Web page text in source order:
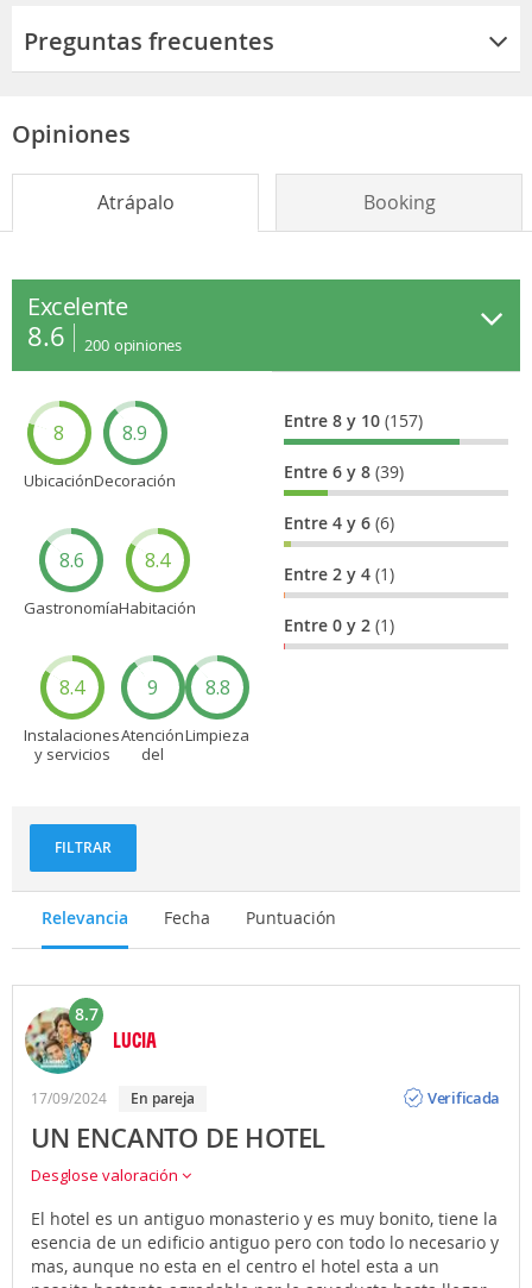
Preguntas frecuentes
Opiniones
Atrápalo Booking
Excelente
8.6 200 opiniones
8
Ubicación
8.9
Decoración
8.6
Gastronomía
8.4
Habitación
8.4
Instalaciones
y servicios
9
Atención
del
8.8
Limpieza
Entre 8 y 10(157)
Entre 6 y 8(39)
Entre 4 y 6(6)
Entre 2 y 4(1)
Entre 0 y 2(1)
FILTRAR
Relevancia Fecha Puntuación
8.7
LUCIA
17/09/2024 en pareja
Verificada
UN ENCANTO DE HOTEL
Desglose valoración
El hotel es un antiguo monasterio y es muy bonito, tiene la
esencia de un edificio antiguo pero con todo lo necesario y
mas, aunque no esta en el centro el hotel esta a un